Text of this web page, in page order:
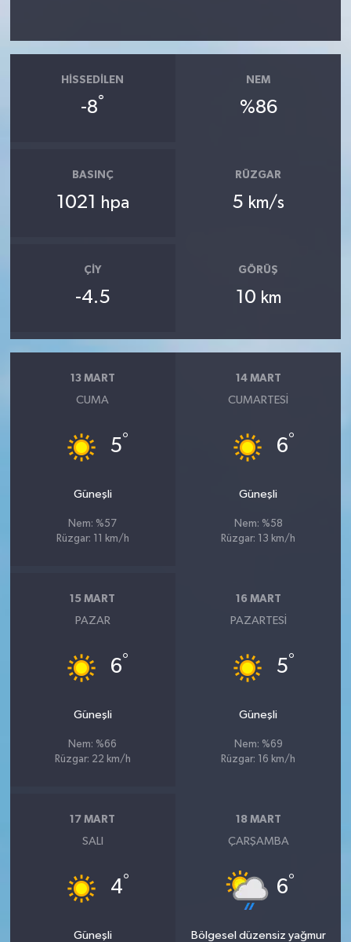
HISSEDILEN
-8°
NEM
%86
BASINÇ
1021 hpa
RÜZGAR
5 km/s
ÇIY
-4.5
GÖRÜŞ
10 km
13 MART
CUMA
5°
Güneşli
Nem: %57
Rüzgar: 11 km/h
14 MART
CUMARTESI
6°
Güneşli
Nem: %58
Rüzgar: 13 km/h
15 MART
PAZAR
6°
Güneşli
Nem: %66
Rüzgar: 22 km/h
16 MART
PAZARTESI
5°
Güneşli
Nem: %69
Rüzgar: 16 km/h
17 MART
SALI
4°
Güneşli
18 MART
ÇARŞAMBA
6°
Bölgesel düzensiz yağmur